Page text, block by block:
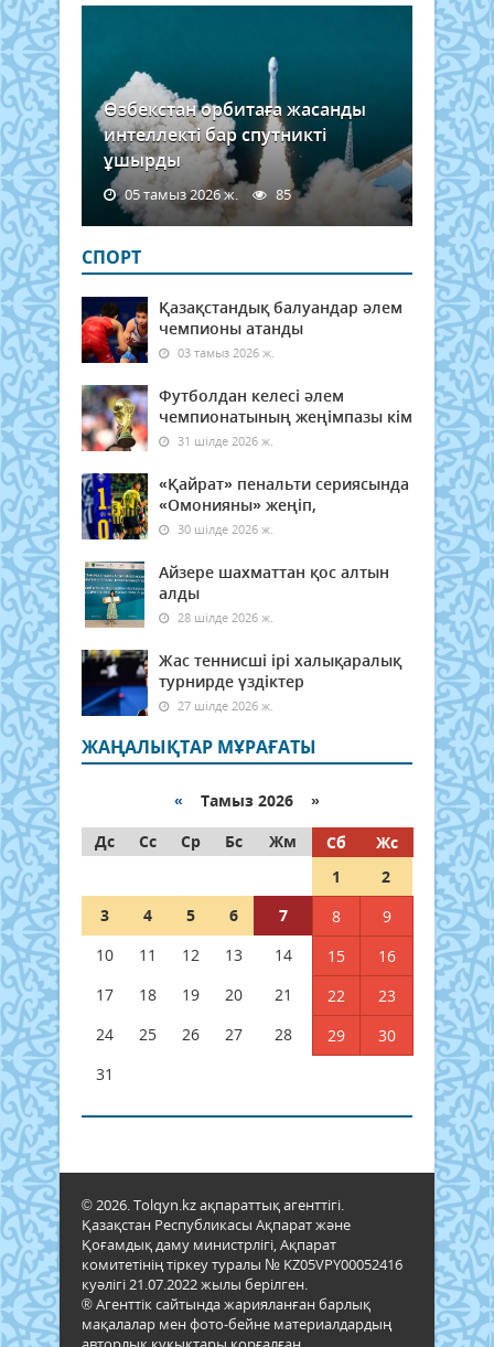
Өзбекстан орбитаға жасанды
интеллекті бар спутникті
ұшырды
05 тамыз 2026 ж. 85
СПОРТ
Қазақстандық балуандар әлем
чемпионы атанды
03 тамыз 2026 ж.
Футболдан келесі әлем
чемпионатының жеңімпазы кім
31 шілде 2026 ж.
«Қайрат» пенальти сериясында
«Омонияны» жеңіп,
30 шілде 2026 ж.
Айзере шахматтан қос алтын
алды
28 шілде 2026 ж.
Жас теннисші ірі халықаралық
турнирде үздіктер
27 шілде 2026 ж.
ЖАҢАЛЫҚТАР МҰРАҒАТЫ
« Тамыз 2026 »
Дс
Сс Ср Бс Жм Сб
Жс
1
2
3
4 5 6 7 8
9
10
11 12 13 14 15
16
17
18 19 20 21 22
23
24
25 26 27 28 29
30
31
© 2026. Tolqyn.kz ақпараттық агенттігі.
Қазақстан Республикасы Ақпарат және
Қоғамдық даму министрлігі, Ақпарат
комитетінің тіркеу туралы № KZ05VPY00052416
куәлігі 21.07.2022 жылы берілген.
® Агенттік сайтында жарияланған барлық
мақалалар мен фото-бейне материалдардың